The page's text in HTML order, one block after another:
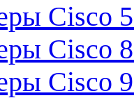
Cisco
Cisco
Cisco